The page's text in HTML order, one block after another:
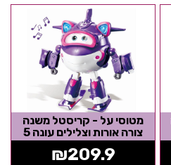
מטוסי על - קריסטל משנה
צורה אורות וצלילים עונה 5
₪209.9